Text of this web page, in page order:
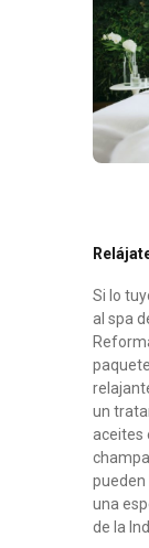
Si lo
al spa
paquete
un
aceites
pueden
una
de la